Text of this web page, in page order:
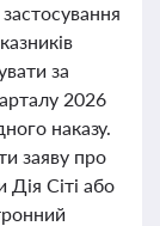
за
2026
наказу.
заяву про
Дія Сіті або